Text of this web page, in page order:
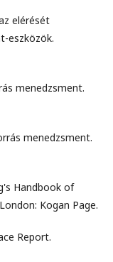
elérését
eszközök.
menedzsment.
menedzsment.
Handbook of
Kogan Page.
Report.